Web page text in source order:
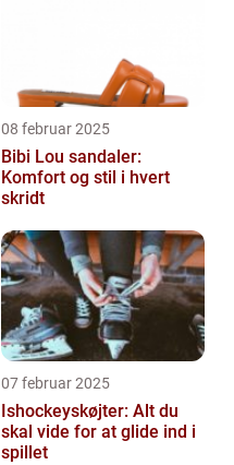
08 februar 2025
Bibi Lou sandaler:
Komfort og stil i hvert
skridt
07 februar 2025
Ishockeyskøjter: Alt du
skal vide for at glide ind i
spillet